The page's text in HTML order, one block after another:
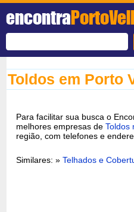
encontra
Toldos em Porto
Para facilitar sua busca o
melhores empresas deToldos
região, com telefones e
Similares: »Telhados e